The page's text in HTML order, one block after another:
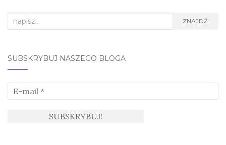
Search
ZNAJDŹ
SUBSKRYBUJ NASZEGO BLOGA